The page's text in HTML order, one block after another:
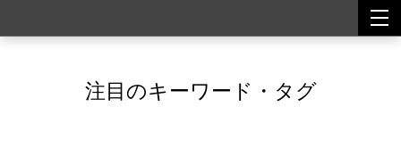
注目のキーワード・タグ